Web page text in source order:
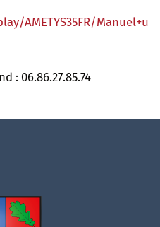
AMETYS35FR/Manuel+u
: 06.86.27.85.74